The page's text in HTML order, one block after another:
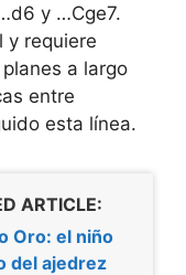
y …Cge7.
y requiere
a largo
entre
esta línea.
ARTICLE:
Oro: el niño
del ajedrez